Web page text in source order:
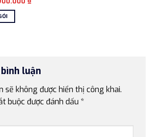
₫.
luận
sẽ không được hiển thị công khai.
buộc được đánh dấu *